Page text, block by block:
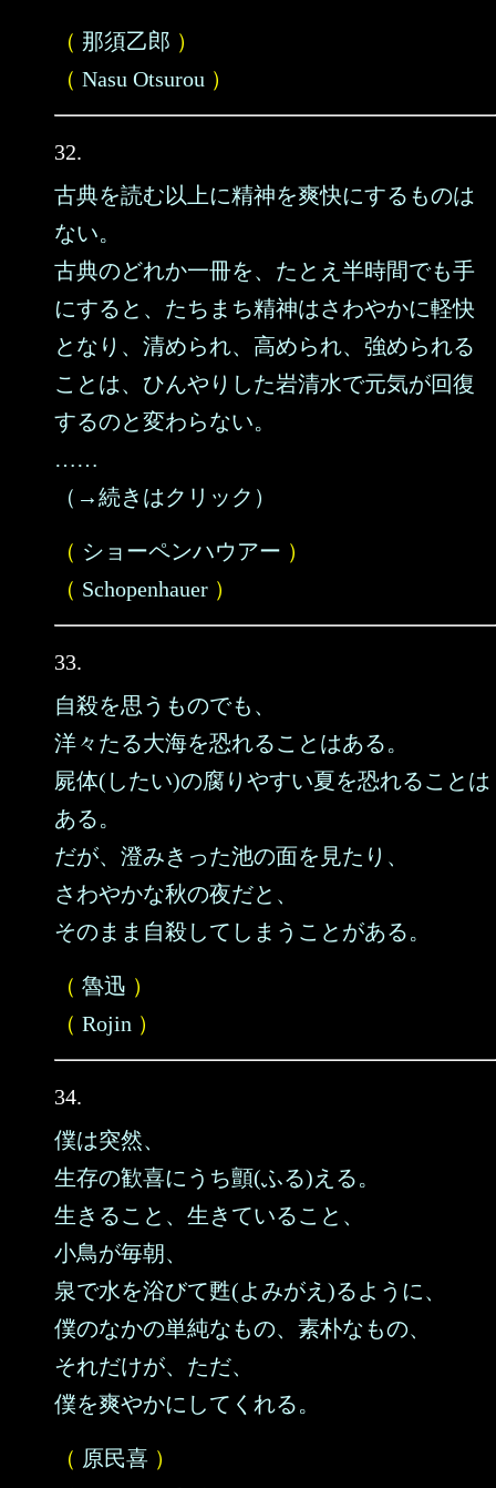
（ 那須乙郎 ）
（ Nasu Otsurou ）
32.
古典を読む以上に精神を爽快にするものは
ない。
古典のどれか一冊を、たとえ半時間でも手
にすると、たちまち精神はさわやかに軽快
となり、清められ、高められ、強められる
ことは、ひんやりした岩清水で元気が回復
するのと変わらない。
……
（→続きはクリック）
（ ショーペンハウアー ）
（ Schopenhauer ）
33.
自殺を思うものでも、
洋々たる大海を恐れることはある。
屍体(したい)の腐りやすい夏を恐れることは
ある。
だが、澄みきった池の面を見たり、
さわやかな秋の夜だと、
そのまま自殺してしまうことがある。
（ 魯迅 ）
（ Rojin ）
34.
僕は突然、
生存の歓喜にうち顫(ふる)える。
生きること、生きていること、
小鳥が毎朝、
泉で水を浴びて甦(よみがえ)るように、
僕のなかの単純なもの、素朴なもの、
それだけが、ただ、
僕を爽やかにしてくれる。
（ 原民喜 ）